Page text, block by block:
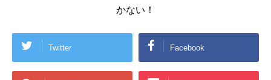
かない！
Twitter Facebook